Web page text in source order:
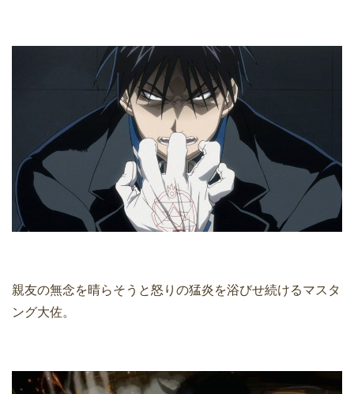
親友の無念を晴らそうと怒りの猛炎を浴びせ続けるマスタ
ング大佐。